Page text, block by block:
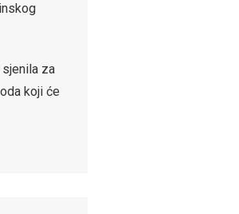
za
koji će